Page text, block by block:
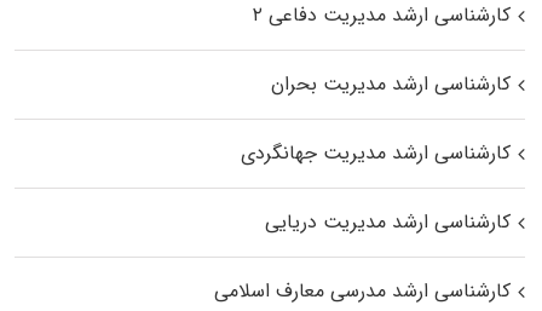
کارشناسی ارشد مدیریت دفاعی ۲
کارشناسی ارشد مدیریت بحران
کارشناسی ارشد مدیریت جهانگردی
کارشناسی ارشد مدیریت دریایی
کارشناسی ارشد مدرسی معارف اسلامی